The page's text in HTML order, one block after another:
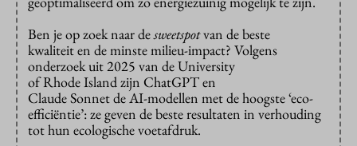
Ben je op zoek naar desweetspotvan de beste
kwaliteit en de minste milieu-impact? Volgens
onderzoek uit 2025 van de University
of Rhode Island zijn ChatGPT en
Claude Sonnet de AI-modellen met de hoogste ‘eco-
efficiëntie’: ze geven de beste resultaten in verhouding
tot hun ecologische voetafdruk.